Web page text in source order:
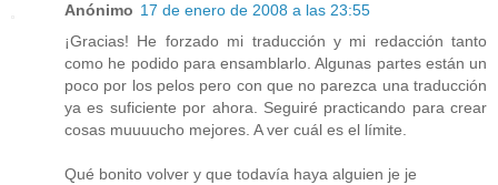
Anónimo 17 de enero de 2008 a las 23:55
¡Gracias! He forzado mi traducción y mi redacción tanto
como he podido para ensamblarlo. Algunas partes están un
poco por los pelos pero con que no parezca una traducción
ya es suficiente por ahora. Seguiré practicando para crear
cosas muuuucho mejores. A ver cuál es el límite.
Qué bonito volver y que todavía haya alguien je je